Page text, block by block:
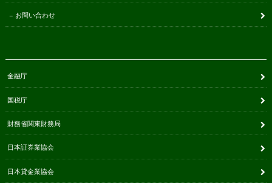
お問い合わせ
金融庁
国税庁
財務省関東財務局
日本証券業協会
日本貸金業協会